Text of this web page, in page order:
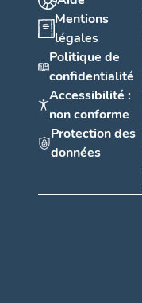
Mentions
légales
Politique de
confidentialité
Accessibilité :
non conforme
Protection des
données